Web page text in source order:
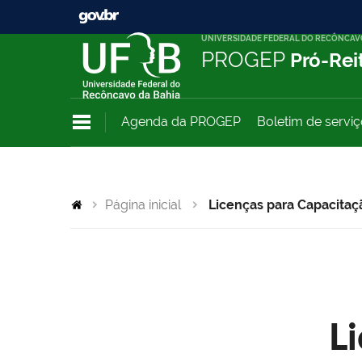
UNIVERSIDADE FEDERAL DO
PROGEP Pró-
Agenda da PROGEP Boletim de
Página inicial Licenças para